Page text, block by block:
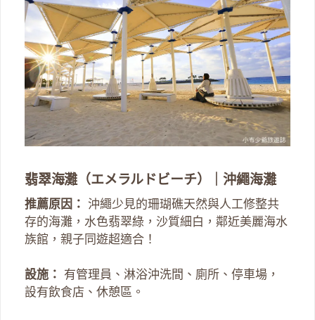
翡翠海灘（エメラルドビーチ）｜沖繩海灘
推薦原因：
沖繩少見的珊瑚礁天然與人工修整共
存的海灘，水色翡翠綠，沙質細白，鄰近美麗海水
族館，親子同遊超適合！
設施：
有管理員、淋浴沖洗間、廁所、停車場，
設有飲食店、休憩區。